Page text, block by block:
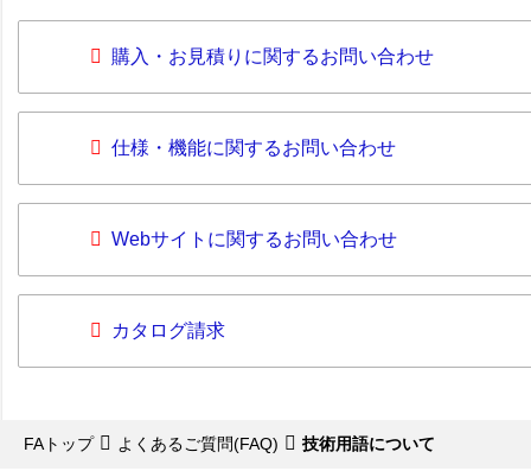
購入・お見積りに関するお問い合わせ
仕様・機能に関するお問い合わせ
Webサイトに関するお問い合わせ
カタログ請求
FAトップ よくあるご質問(FAQ) 技術用語について